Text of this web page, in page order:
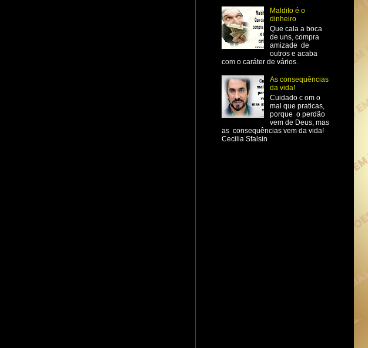
Maldito é o
dinheiro
Que cala a boca
de uns, compra
amizade de
outros e acaba
com o caráter de vários.
As consequências
da vida!
Cuidado c om o
mal que praticas,
porque o perdão
vem de Deus, mas
as consequências vem da vida!
Cecilia Sfalsin